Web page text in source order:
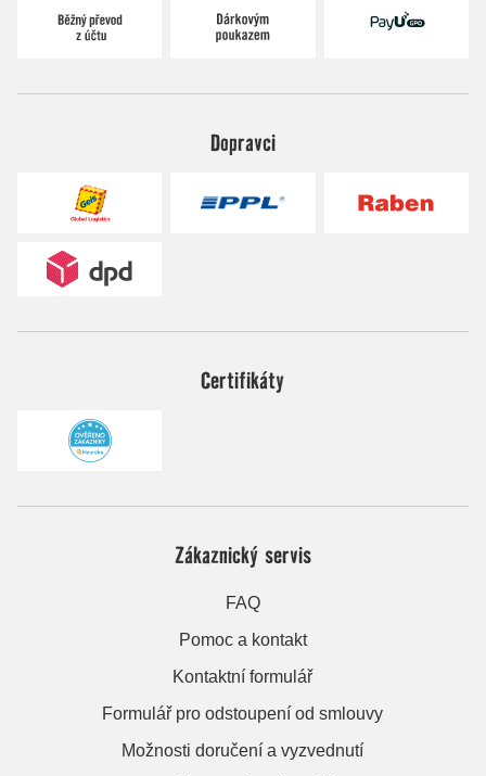
Dopravci
Certifikáty
Zákaznický servis
FAQ
Pomoc a kontakt
Kontaktní formulář
Formulář pro odstoupení od smlouvy
Možnosti doručení a vyzvednutí